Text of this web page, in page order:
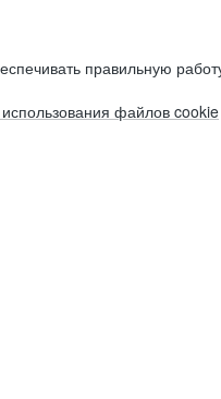
правильную
файлов cookie